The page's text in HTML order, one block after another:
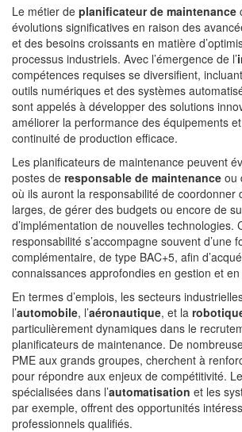
Le métier de planificateur de maintenance
évolutions significatives en raison des
et des besoins croissants en matière
processus industriels. Avec l’émergence de l’
compétences requises se diversifient,
outils numériques et des systèmes
sont appelés à développer des solutions
améliorer la performance des équipements
continuité de production efficace.
Les planificateurs de maintenance peuvent
postes de responsable de maintenance ou
où ils auront la responsabilité de coordonner
larges, de gérer des budgets ou encore de
d’implémentation de nouvelles technologies.
responsabilité s’accompagne souvent d’une
complémentaire, de type BAC+5, afin
connaissances approfondies en gestion et
En termes d’emplois, les secteurs
l’automobile, l’aéronautique, et la
particulièrement dynamiques dans le
planificateurs de maintenance. De
PME aux grands groupes, cherchent à
pour répondre aux enjeux de compétitivité.
spécialisées dans l’automatisation et les
par exemple, offrent des opportunités
professionnels qualifiés.